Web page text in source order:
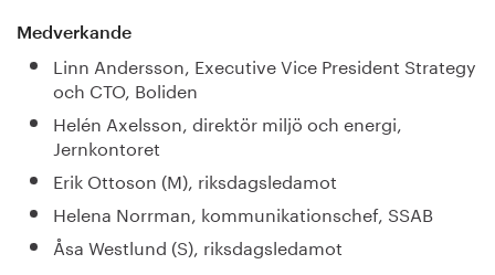
Medverkande
Linn Andersson, Executive Vice President Strategy
och CTO, Boliden
Helén Axelsson, direktör miljö och energi,
Jernkontoret
Erik Ottoson (M), riksdagsledamot
Helena Norrman, kommunikationschef, SSAB
Åsa Westlund (S), riksdagsledamot